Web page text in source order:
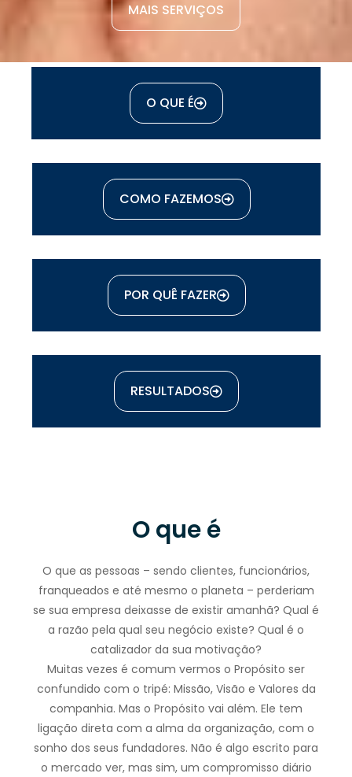
MAIS SERVIÇOS
O QUE É
COMO FAZEMOS
POR QUÊ FAZER
RESULTADOS
O que é
O que as pessoas – sendo clientes, funcionários,
franqueados e até mesmo o planeta – perderiam
se sua empresa deixasse de existir amanhã? Qual é
a razão pela qual seu negócio existe? Qual é o
catalizador da sua motivação?
Muitas vezes é comum vermos o Propósito ser
confundido com o tripé: Missão, Visão e Valores da
companhia. Mas o Propósito vai além. Ele tem
ligação direta com a alma da organização, com o
sonho dos seus fundadores. Não é algo escrito para
o mercado ver, mas sim, um compromisso diário